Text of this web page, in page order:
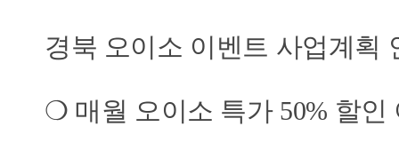
경북 오이소 이벤트 사업계획
❍ 매월 오이소 특가 50% 할인